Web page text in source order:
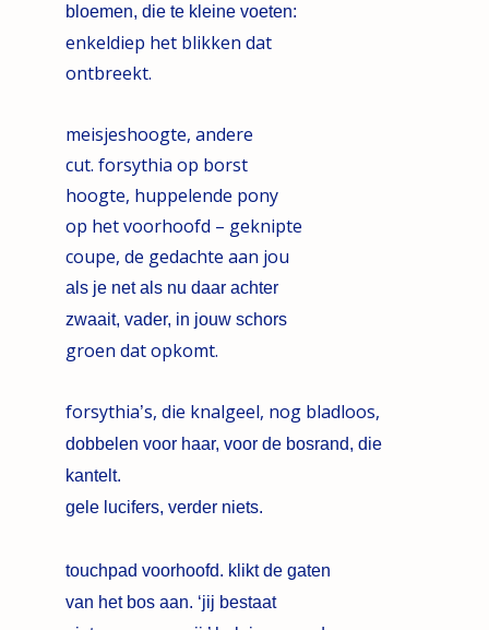
bloemen, die te kleine voeten:
enkeldiep het blikken dat
ontbreekt.
meisjeshoogte, andere
cut. forsythia op borst
hoogte, huppelende pony
op het voorhoofd – geknipte
coupe, de gedachte aan jou
als je net als nu daar achter
zwaait, vader, in jouw schors
groen dat opkomt.
forsythia’s, die knalgeel, nog bladloos,
dobbelen voor haar, voor de bosrand, die
kantelt.
gele lucifers, verder niets.
touchpad voorhoofd. klikt de gaten
van het bos aan. ‘jij bestaat